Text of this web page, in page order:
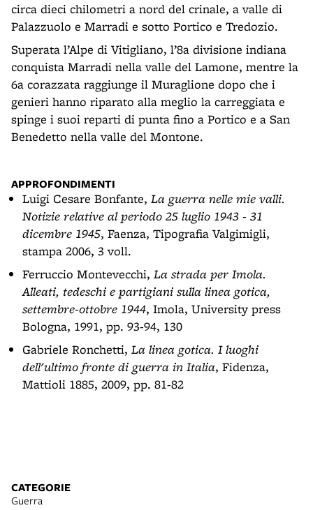
circa dieci chilometri a nord del crinale, a valle di
Palazzuolo e Marradi e sotto Portico e Tredozio.
Superata l’Alpe di Vitigliano, l’8a divisione indiana
conquista Marradi nella valle del Lamone, mentre la
6a corazzata raggiunge il Muraglione dopo che i
genieri hanno riparato alla meglio la carreggiata e
spinge i suoi reparti di punta fino a Portico e a San
Benedetto nella valle del Montone.
APPROFONDIMENTI
Luigi Cesare Bonfante, La guerra nelle mie valli.
Notizie relative al periodo 25 luglio 1943 - 31
dicembre 1945, Faenza, Tipografia Valgimigli,
stampa 2006, 3 voll.
Ferruccio Montevecchi, La strada per Imola.
Alleati, tedeschi e partigiani sulla linea gotica,
settembre-ottobre 1944, Imola, University press
Bologna, 1991, pp. 93-94, 130
Gabriele Ronchetti, La linea gotica. I luoghi
dell'ultimo fronte di guerra in Italia, Fidenza,
Mattioli 1885, 2009, pp. 81-82
CATEGORIE
Guerra